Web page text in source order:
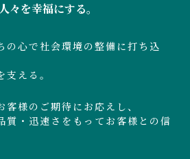
々を幸福にする。
の心で社会環境の整備に打ち込
える。
様のご期待にお応えし、
質・迅速さをもってお客様との信